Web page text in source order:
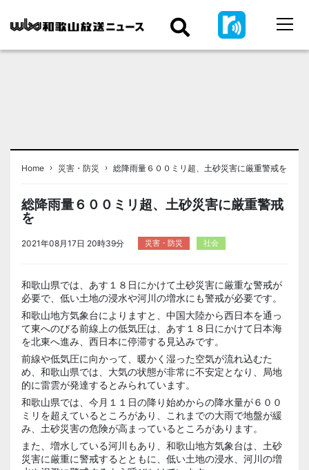
Home › 災害・防災 › 総降雨量６００ミリ超、土砂災害に厳重警戒を
総降雨量６００ミリ超、土砂災害に厳重警戒
を
2021年08月17日 20時39分 災害・防災 社会
和歌山県では、あす１８日にかけて土砂災害に厳重な警戒が
必要で、低い土地の浸水や河川の増水にも警戒が必要です。
和歌山地方気象台によりますと、中国大陸から西日本を通っ
て東へのびる前線上の低気圧は、あす１８日にかけて日本海
を北東へ進み、西日本に停滞する見込みです。
前線や低気圧に向かって、暖かく湿った空気が流れ込むた
め、和歌山県では、大気の状態が非常に不安定となり、局地
的に雷雲が発達するとみられています。
和歌山県では、今月１１日の降り始めからの降水量が６００
ミリを超えているところがあり、これまでの大雨で地盤が緩
み、土砂災害の危険が高まっているところがあります。
また、増水している河川もあり、和歌山地方気象台は、土砂
災害に厳重に警戒するとともに、低い土地の浸水、河川の増